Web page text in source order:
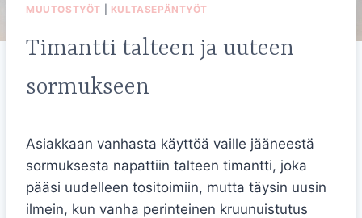
MUUTOSTYÖT KULTASEPÄNTYÖT
Timantti talteen ja uuteen
sormukseen
Asiakkaan vanhasta käyttöä vaille jääneestä
sormuksesta napattiin talteen timantti, joka
pääsi uudelleen tositoimiin, mutta täysin uusin
ilmein, kun vanha perinteinen kruunuistutus